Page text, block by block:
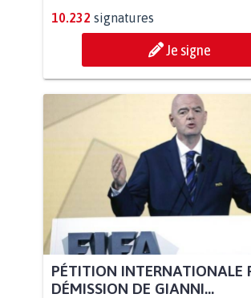
10.232 signatures
Je signe
PÉTITION INTERNATIONALE
DÉMISSION DE GIANNI...